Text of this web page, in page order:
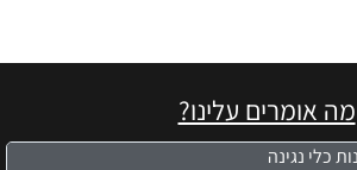
מה אומרים עלינו?
כלי נגינה